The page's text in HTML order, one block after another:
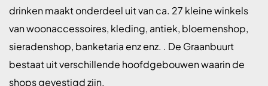
drinken maakt onderdeel uit van ca. 27 kleine winkels
van woonaccessoires, kleding, antiek, bloemenshop,
sieradenshop, banketaria enz enz. . De Graanbuurt
bestaat uit verschillende hoofdgebouwen waarin de
shops gevestigd zijn.